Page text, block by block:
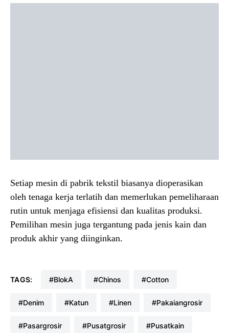
Setiap mesin di pabrik tekstil biasanya dioperasikan
oleh tenaga kerja terlatih dan memerlukan pemeliharaan
rutin untuk menjaga efisiensi dan kualitas produksi.
Pemilihan mesin juga tergantung pada jenis kain dan
produk akhir yang diinginkan.
TAGS: #blokA #chinos #cotton
#denim #katun #linen #pakaiangrosir
#pasargrosir #pusatgrosir #pusatkain